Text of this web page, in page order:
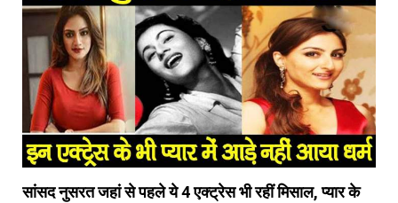
सांसद नुसरत जहां से पहले ये 4 एक्ट्रेस भी रहीं मिसाल, प्यार के